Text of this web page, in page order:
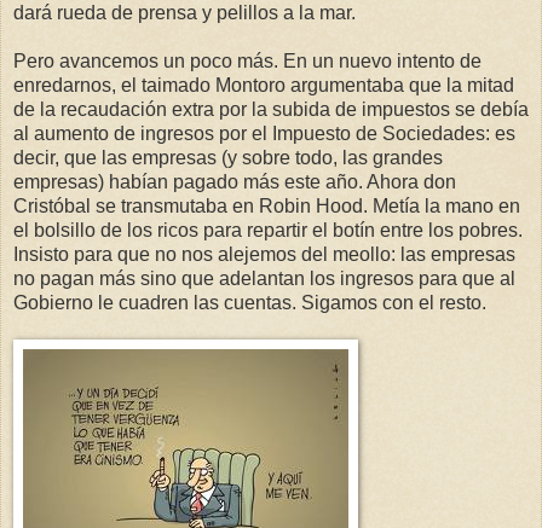
dará rueda de prensa y pelillos a la mar.
Pero avancemos un poco más. En un nuevo intento de
enredarnos, el taimado Montoro argumentaba que la mitad
de la recaudación extra por la subida de impuestos se debía
al aumento de ingresos por el Impuesto de Sociedades: es
decir, que las empresas (y sobre todo, las grandes
empresas) habían pagado más este año. Ahora don
Cristóbal se transmutaba en Robin Hood. Metía la mano en
el bolsillo de los ricos para repartir el botín entre los pobres.
Insisto para que no nos alejemos del meollo: las empresas
no pagan más sino que adelantan los ingresos para que al
Gobierno le cuadren las cuentas. Sigamos con el resto.